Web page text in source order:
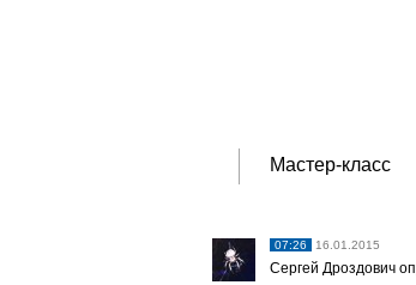
Мастер-класс
07:26 16.01.2015
Сергей Дроздович